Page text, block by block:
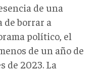
de una
de borrar a
político, el
de un año de
de 2023. La